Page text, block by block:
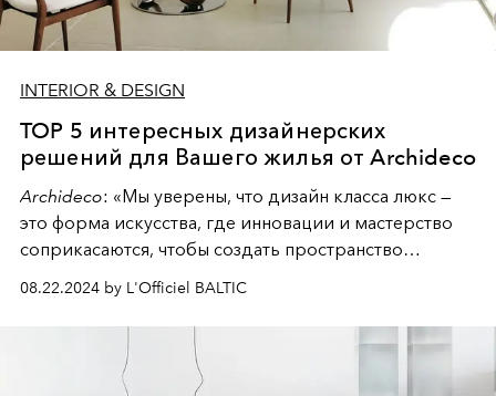
INTERIOR & DESIGN
TOP 5 интересных дизайнерских
решений для Вашего жилья от Archideco
Archideco: «Мы уверены, что дизайн класса люкс —
это форма искусства, где инновации и мастерство
соприкасаются, чтобы создать пространство
коллекция материалов, мебели, изготовленной на
заказ, и передовых дизайнерских решений
создавалась для того, что бы поддержать ваше
видение и вдохновить на создание следующего
08.22.2024 by L'Officiel BALTIC